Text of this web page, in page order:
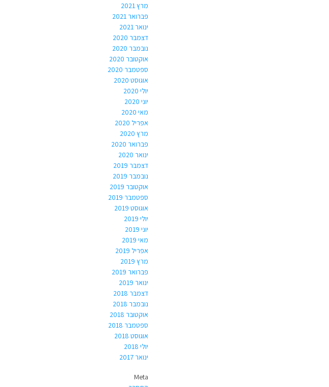
מרץ 2021
פברואר 2021
ינואר 2021
דצמבר 2020
נובמבר 2020
אוקטובר 2020
ספטמבר 2020
אוגוסט 2020
יולי 2020
יוני 2020
מאי 2020
אפריל 2020
מרץ 2020
פברואר 2020
ינואר 2020
דצמבר 2019
נובמבר 2019
אוקטובר 2019
ספטמבר 2019
אוגוסט 2019
יולי 2019
יוני 2019
מאי 2019
אפריל 2019
מרץ 2019
פברואר 2019
ינואר 2019
דצמבר 2018
נובמבר 2018
אוקטובר 2018
ספטמבר 2018
אוגוסט 2018
יולי 2018
ינואר 2017
Meta